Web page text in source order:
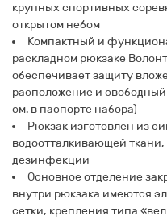
крупных спортивных
открытом небом
Компактный и
раскладном рюкзаке
обеспечивает защиту
расположение и
см. в паспорте набора)
Рюкзак изготовлен из
водоотталкивающей ткани,
дезинфекции
Основное отделение
внутри рюкзака имеются
сетки, крепления типа